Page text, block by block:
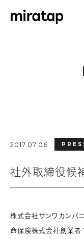
2017.07.06
社外取締役候
株式会社サンワカンパ
命保険株式会社創業者